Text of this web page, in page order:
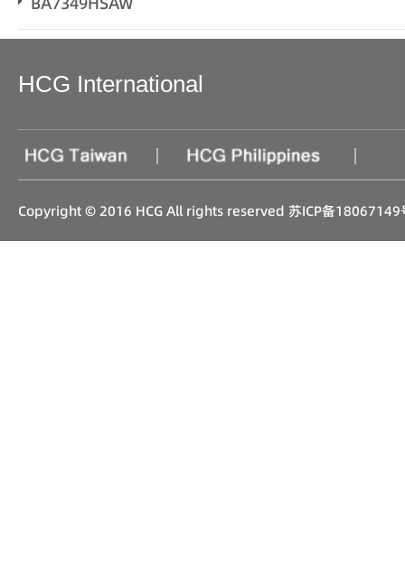
HCG International
| |
Copyright © 2016 HCG All rights reserved 苏ICP备